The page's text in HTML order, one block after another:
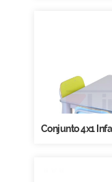
Conjunto 4x1